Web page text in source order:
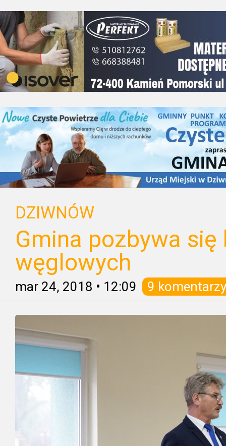
DZIWNÓW
Gmina pozbywa się
węglowych
mar 24, 2018 • 12:09 9 komentarzy